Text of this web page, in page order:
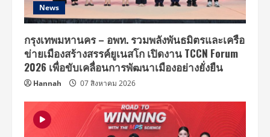
News
กรุงเทพมหานคร – อพท. รวมพลังพันธมิตรและเครือ
ข่ายเมืองสร้างสรรค์ยูเนสโก เปิดงาน TCCN Forum
2026 เพื่อขับเคลื่อนการพัฒนาเมืองอย่างยั่งยืน
Hannah 07 สิงหาคม 2026